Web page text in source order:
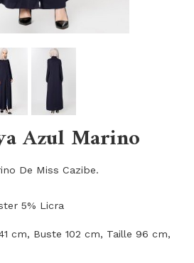
Azul Marino
De Miss Cazibe.
5% Licra
cm, Buste 102 cm, Taille 96 cm,